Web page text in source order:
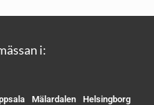
i:
Mälardalen Helsingborg